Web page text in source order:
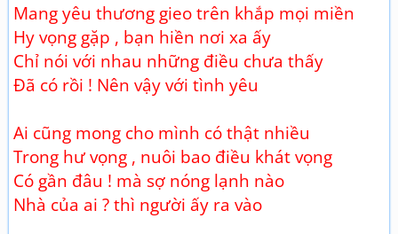
Mang yêu thương gieo trên khắp mọi miền
Hy vọng gặp , bạn hiền nơi xa ấy
Chỉ nói với nhau những điều chưa thấy
Đã có rồi ! Nên vậy với tình yêu
Ai cũng mong cho mình có thật nhiều
Trong hư vọng , nuôi bao điều khát vọng
Có gần đâu ! mà sợ nóng lạnh nào
Nhà của ai ? thì người ấy ra vào